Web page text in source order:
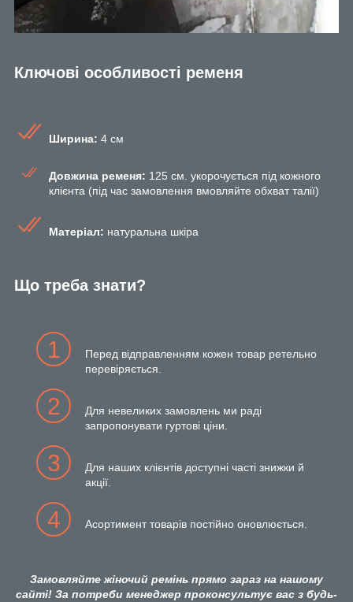
Ключові особливості ременя
Ширина: 4 см
Довжина ременя: 125 см. укорочується під кожного
клієнта (під час замовлення вмовляйте обхват талії)
Матеріал: натуральна шкіра
Що треба знати?
1
Перед відправленням кожен товар ретельно
перевіряється.
2
Для невеликих замовлень ми раді
запропонувати гуртові ціни.
3
Для наших клієнтів доступні часті знижки й
акції.
4 Асортимент товарів постійно оновлюється.
Замовляйте жіночий ремінь прямо зараз на нашому
сайті! За потреби менеджер проконсультує вас з будь-